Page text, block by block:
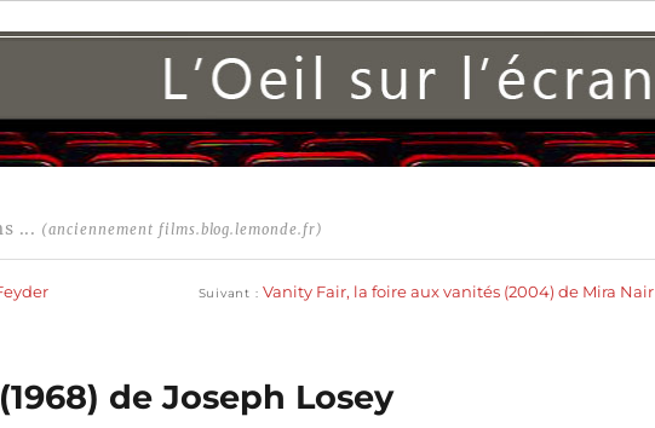
... (anciennement films.blog.lemonde.fr)
Suivant Vanity Fair, la foire aux vanités (2004) de Mira Nair
de Joseph Losey